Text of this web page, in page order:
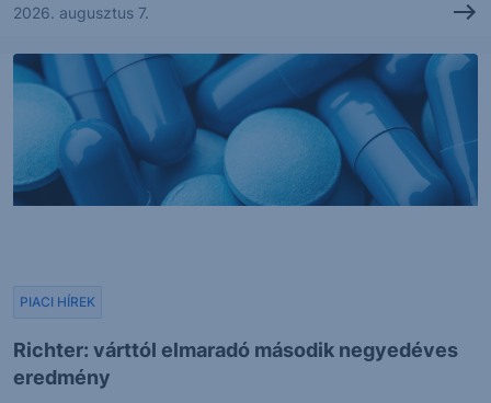
2026. augusztus 7.
Richter: várttól elmaradó második negyedéves
eredmény
PIACI HÍREK